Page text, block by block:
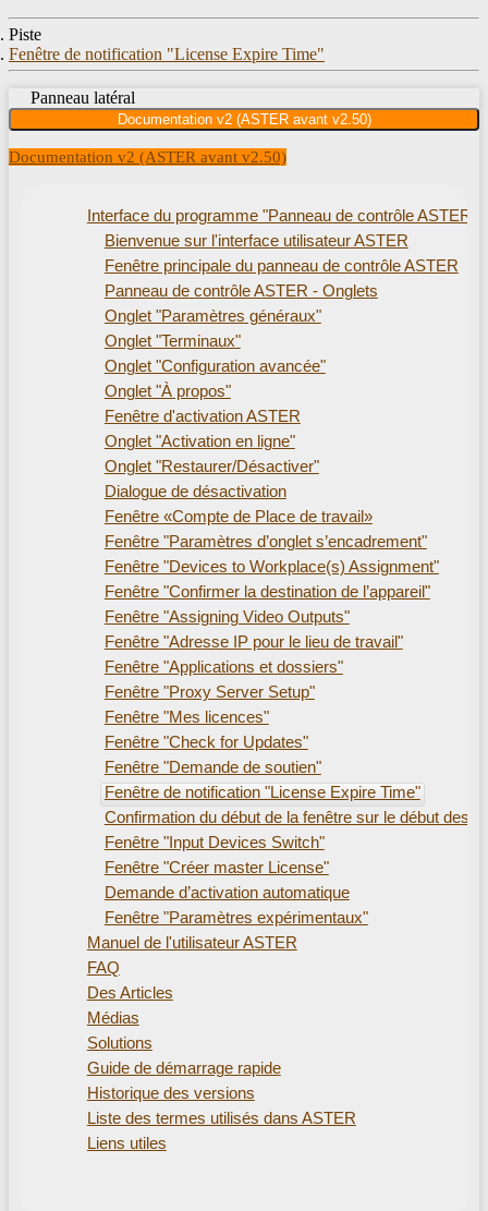
Piste
Fenêtre de notification "License Expire Time"
Panneau latéral
Documentation v2 (ASTER avant v2.50)
Documentation v2 (ASTER avant v2.50)
Interface du programme "Panneau de contrôle ASTER"
Bienvenue sur l'interface utilisateur ASTER
Fenêtre principale du panneau de contrôle ASTER
Panneau de contrôle ASTER - Onglets
Onglet "Paramètres généraux"
Onglet "Terminaux"
Onglet "Configuration avancée"
Onglet "À propos"
Fenêtre d'activation ASTER
Onglet "Activation en ligne"
Onglet "Restaurer/Désactiver"
Dialogue de désactivation
Fenêtre «Compte de Place de travail»
Fenêtre "Paramètres d’onglet s’encadrement"
Fenêtre "Devices to Workplace(s) Assignment"
Fenêtre "Confirmer la destination de l’appareil"
Fenêtre "Assigning Video Outputs"
Fenêtre "Adresse IP pour le lieu de travail"
Fenêtre "Applications et dossiers"
Fenêtre "Proxy Server Setup"
Fenêtre "Mes licences"
Fenêtre "Check for Updates"
Fenêtre "Demande de soutien"
Fenêtre de notification "License Expire Time"
Confirmation du début de la fenêtre sur le début des
Fenêtre "Input Devices Switch"
Fenêtre "Créer master License"
Demande d’activation automatique
Fenêtre "Paramètres expérimentaux"
Manuel de l'utilisateur ASTER
FAQ
Des Articles
Médias
Solutions
Guide de démarrage rapide
Historique des versions
Liste des termes utilisés dans ASTER
Liens utiles